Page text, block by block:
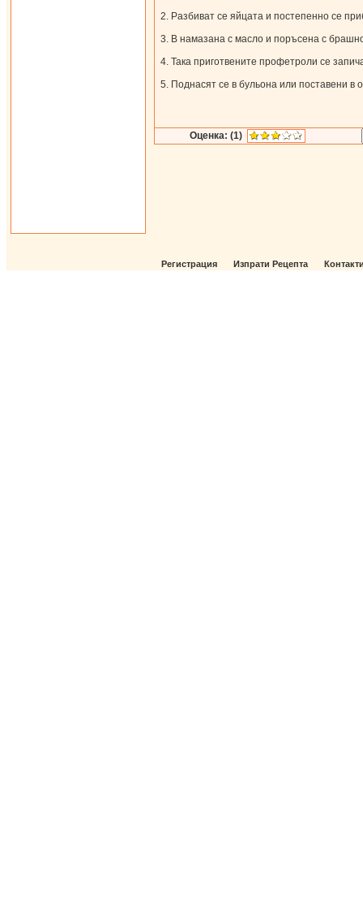
Разбиват се яйцата и постепенно се
В намазана с масло и поръсена с
Така приготвените профетроли се
Поднасят се в бульона или поставени в
Оценка: (1)
Регистрация Изпрати Рецепта